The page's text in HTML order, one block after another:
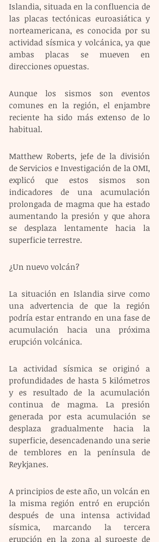
Islandia, situada en la confluencia de
las placas tectónicas euroasiática y
norteamericana, es conocida por su
actividad sísmica y volcánica, ya que
ambas placas se mueven en
direcciones opuestas.
Aunque los sismos son eventos
comunes en la región, el enjambre
reciente ha sido más extenso de lo
habitual.
Matthew Roberts, jefe de la división
de Servicios e Investigación de la OMI,
explicó que estos sismos son
indicadores de una acumulación
prolongada de magma que ha estado
aumentando la presión y que ahora
se desplaza lentamente hacia la
superficie terrestre.
¿Un nuevo volcán?
La situación en Islandia sirve como
una advertencia de que la región
podría estar entrando en una fase de
acumulación hacia una próxima
erupción volcánica.
La actividad sísmica se originó a
profundidades de hasta 5 kilómetros
y es resultado de la acumulación
continua de magma. La presión
generada por esta acumulación se
desplaza gradualmente hacia la
superficie, desencadenando una serie
de temblores en la península de
Reykjanes.
A principios de este año, un volcán en
la misma región entró en erupción
después de una intensa actividad
sísmica, marcando la tercera
erupción en la zona al suroeste de